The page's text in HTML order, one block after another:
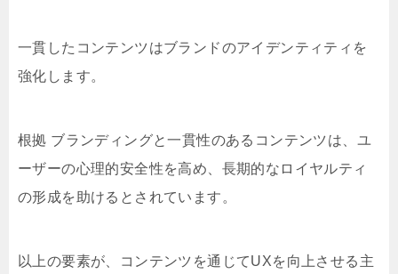
一貫したコンテンツはブランドのアイデンティティを
強化します。
根拠 ブランディングと一貫性のあるコンテンツは、ユ
ーザーの心理的安全性を高め、長期的なロイヤルティ
の形成を助けるとされています。
以上の要素が、コンテンツを通じてUXを向上させる主